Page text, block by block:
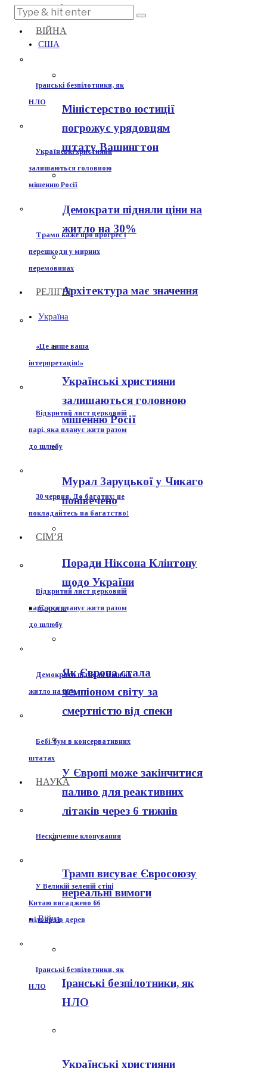
нереальні вимоги
ВІЙНА
Іранські безпілотники, як
НЛО
Українські християни
залишаються головною
мішенню Росії
Трамп каже про прогрес і
перешкоди у мирних
перемовинах
РЕЛІГІЯ
«Це лише ваша
інтерпретація!»
Відкритий лист церковній
парі, яка планує жити разом
до шлюбу
30 червня. До багатих: не
покладайтесь на багатство!
СІМ’Я
Відкритий лист церковній
парі, яка планує жити разом
до шлюбу
Демократи підняли ціни на
житло на 30%
Бебі-бум в консервативних
штатах
НАУКА
Нескінченне клонування
У Великій зеленій стіні
Китаю висаджено 66
мільярдів дерев
Іранські безпілотники, як
НЛО
США
Міністерство юстиції
погрожує урядовцям
штату Вашингтон
Демократи підняли ціни на
житло на 30%
Архітектура має значення
Україна
Українські християни
залишаються головною
мішенню Росії
Мурал Заруцької у Чикаго
понівечено
Поради Ніксона Клінтону
щодо України
Європа
Як Європа стала
чемпіоном світу за
смертністю від спеки
У Європі може закінчитися
паливо для реактивних
літаків через 6 тижнів
Трамп висуває Євросоюзу
нереальні вимоги
Війна
Іранські безпілотники, як
НЛО
Українські християни